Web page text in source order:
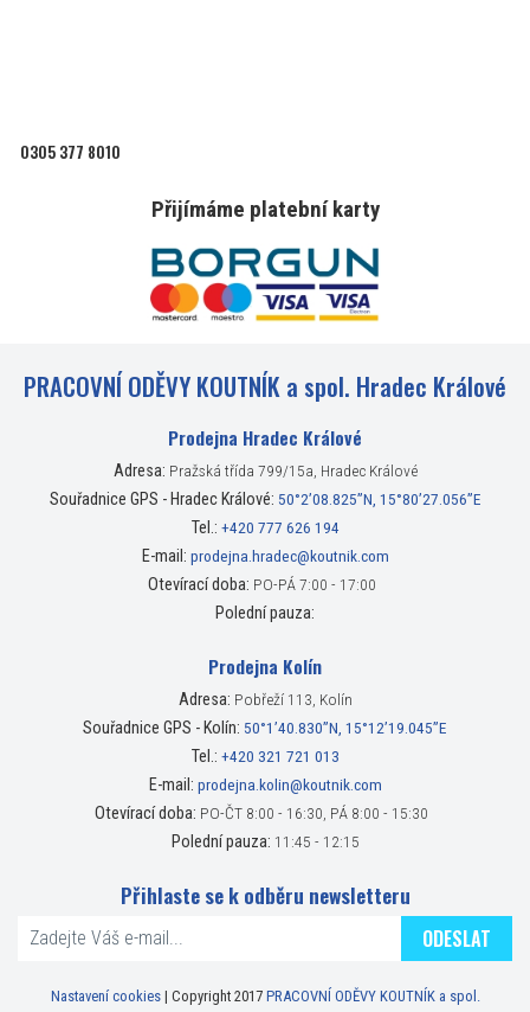
0305 377 8010
Přijímáme platební karty
PRACOVNÍ ODĚVY KOUTNÍK a spol. Hradec Králové
Prodejna Hradec Králové
Adresa: Pražská třída 799/15a, Hradec Králové
Souřadnice GPS - Hradec Králové: 50°2’08.825”N, 15°80’27.056”E
Tel.: +420 777 626 194
E-mail: prodejna.hradec@koutnik.com
Otevírací doba: PO-PÁ 7:00 - 17:00
Polední pauza:
Prodejna Kolín
Adresa: Pobřeží 113, Kolín
Souřadnice GPS - Kolín: 50°1’40.830”N, 15°12’19.045”E
Tel.: +420 321 721 013
E-mail: prodejna.kolin@koutnik.com
Otevírací doba: PO-ČT 8:00 - 16:30, PÁ 8:00 - 15:30
Polední pauza: 11:45 - 12:15
Přihlaste se k odběru newsletteru
ODESLAT
Nastavení cookies| Copyright 2017 PRACOVNÍ ODĚVY KOUTNÍK a spol.